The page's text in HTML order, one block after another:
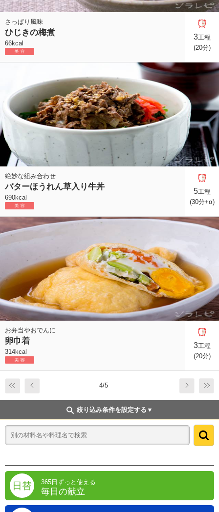
さっぱり風味
ひじきの梅煮
66kcal
3工程
(20分)
絶妙な組み合わせ
バターほうれん草入り牛丼
690kcal
5工程
(30分+α)
お弁当やおでんに
卵巾着
314kcal
3工程
(20分)
4/5
絞り込み条件を設定する
日替 365日ずっと使える
毎日の献立